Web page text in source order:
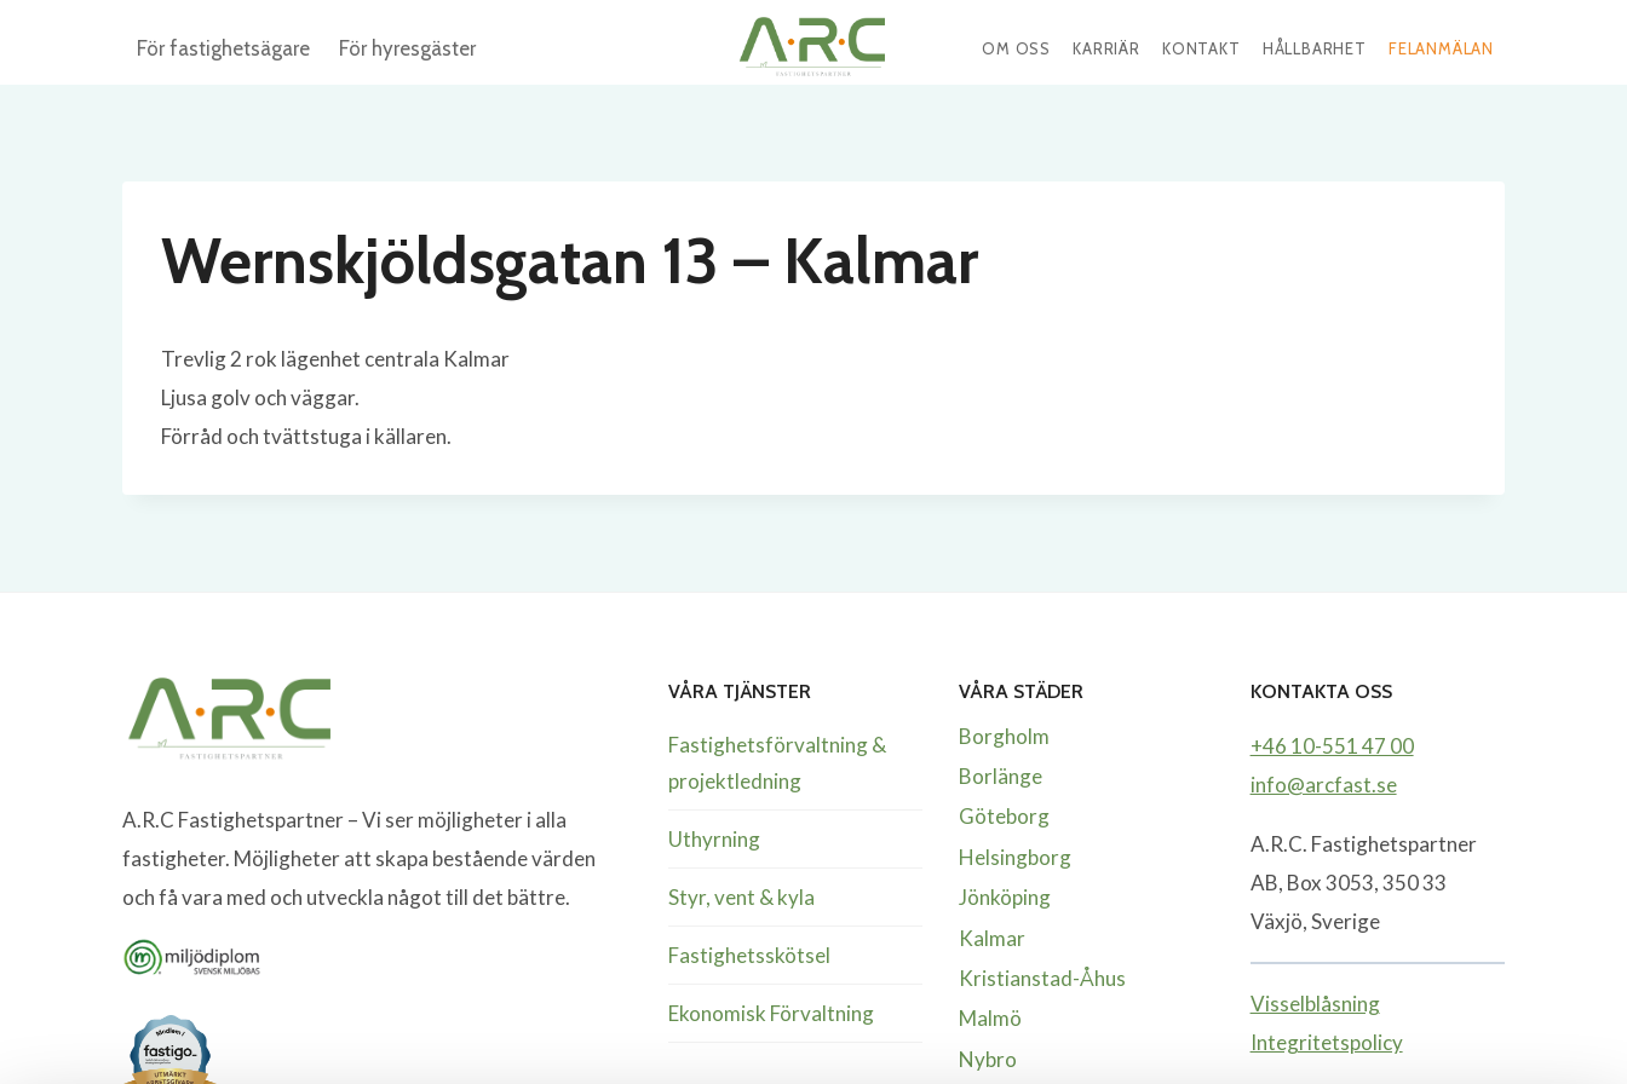
För fastighetsägare För hyresgäster OM OSS KARRIÄR KONTAKT HÅLLBARHET FELANMÄLAN
Wernskjöldsgatan 13 – Kalmar
Trevlig 2 rok lägenhet centrala Kalmar
Ljusa golv och väggar.
Förråd och tvättstuga i källaren.
A.R.C Fastighetspartner – Vi ser möjligheter i alla
fastigheter. Möjligheter att skapa bestående värden
och få vara med och utveckla något till det bättre.
VÅRA TJÄNSTER
Fastighetsförvaltning &
projektledning
Uthyrning
Styr, vent & kyla
Fastighetsskötsel
Ekonomisk Förvaltning
VÅRA STÄDER
Borgholm
Borlänge
Göteborg
Helsingborg
Jönköping
Kalmar
Kristianstad-Åhus
Malmö
Nybro
KONTAKTA OSS
+46 10-551 47 00
info@arcfast.se
A.R.C. Fastighetspartner
AB, Box 3053, 350 33
Växjö, Sverige
Visselblåsning
Integritetspolicy